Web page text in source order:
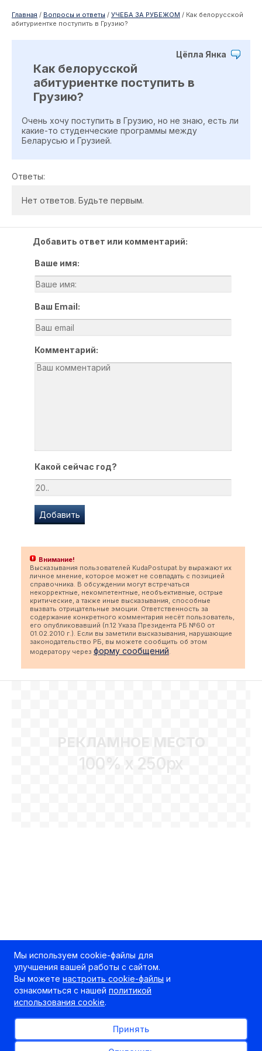
Главная / Вопросы и ответы / УЧЕБА ЗА РУБЕЖОМ / Как белорусской
абитуриентке поступить в Грузию?
Цёпла Янка
Как белорусской
абитуриентке поступить в
Грузию?
Очень хочу поступить в Грузию, но не знаю, есть ли
какие-то студенческие программы между
Беларусью и Грузией.
Ответы:
Нет ответов. Будьте первым.
Добавить ответ или комментарий:
Ваше имя:
Ваш Email:
Комментарий:
Какой сейчас год?
Внимание!
Высказывания пользователей KudaPostupat.by выражают их
личное мнение, которое может не совпадать с позицией
справочника. В обсуждении могут встречаться
некорректные, некомпетентные, необъективные, острые
критические, а также иные высказывания, способные
вызвать отрицательные эмоции. Ответственность за
содержание конкретного комментария несёт пользователь,
его опубликовавший (п.12 Указа Президента РБ №60 от
01.02.2010 г.). Если вы заметили высказывания, нарушающие
законодательство РБ, вы можете сообщить об этом
модератору через форму сообщений.
РЕКЛАМНОЕ МЕСТО
100% x 250px
Мы используем cookie-файлы для
улучшения вашей работы с сайтом.
Вы можете настроить cookie-файлы и
ознакомиться с нашей политикой
использования cookie.
Принять